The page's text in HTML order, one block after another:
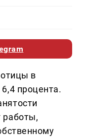
в
процента.
работы,